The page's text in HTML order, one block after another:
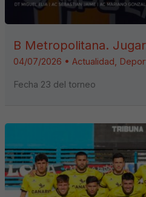
B Metropolitana.
04/07/2026 •Actualidad
Fecha 23 del torneo